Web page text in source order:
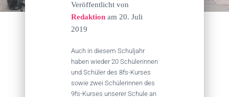
E
Veröffentlicht von
Redaktion am 20. Juli
2019
Auch in diesem Schuljahr
haben wieder 20 Schülerinnen
und Schüler des 8fs-Kurses
sowie zwei Schülerinnen des
9fs-Kurses unserer Schule an